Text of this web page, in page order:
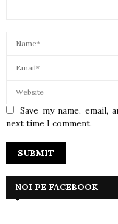
Save my name,
next time I comment.
NOI PE FACEBOOK